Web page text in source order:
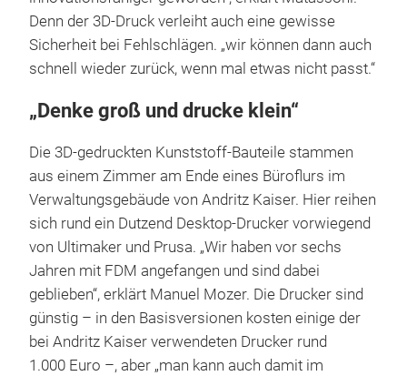
Denn der 3D-Druck verleiht auch eine gewisse
Sicherheit bei Fehlschlägen. „wir können dann auch
schnell wieder zurück, wenn mal etwas nicht passt.“
„Denke groß und drucke klein“
Die 3D-gedruckten Kunststoff-Bauteile stammen
aus einem Zimmer am Ende eines Büroflurs im
Verwaltungsgebäude von Andritz Kaiser. Hier reihen
sich rund ein Dutzend Desktop-Drucker vorwiegend
von Ultimaker und Prusa. „Wir haben vor sechs
Jahren mit FDM angefangen und sind dabei
geblieben“, erklärt Manuel Mozer. Die Drucker sind
günstig – in den Basisversionen kosten einige der
bei Andritz Kaiser verwendeten Drucker rund
1.000 Euro –, aber „man kann auch damit im